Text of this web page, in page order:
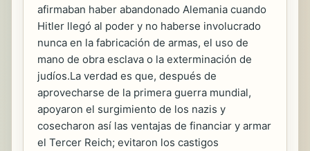
afirmaban haber abandonado Alemania cuando
Hitler llegó al poder y no haberse involucrado
nunca en la fabricación de armas, el uso de
mano de obra esclava o la exterminación de
judíos.La verdad es que, después de
aprovecharse de la primera guerra mundial,
apoyaron el surgimiento de los nazis y
cosecharon así las ventajas de financiar y armar
el Tercer Reich; evitaron los castigos